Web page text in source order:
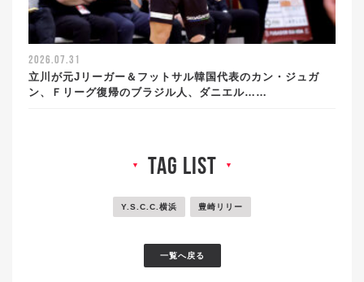
2026.07.31
立川が元Jリーガー＆フットサル韓国代表のカン・ジュガ
ン、Ｆリーグ復帰のブラジル人、ダニエル……
▼ tag list ▼
Y.S.C.C.横浜 豊崎リリー
一覧へ戻る